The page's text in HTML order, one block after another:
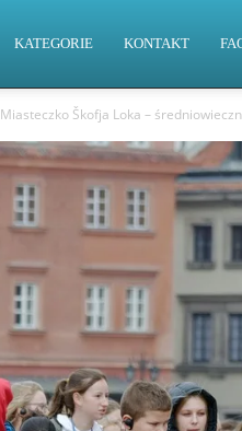
KATEGORIE KONTAKT
Miasteczko Škofja Loka –